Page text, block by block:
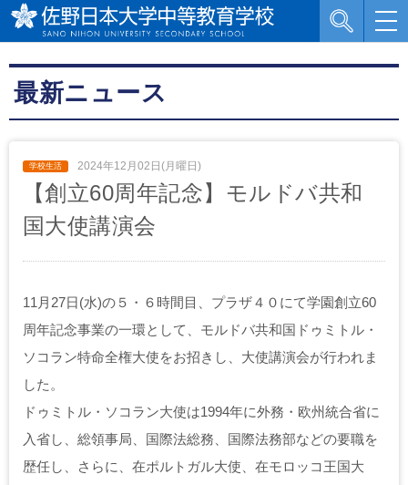
最新ニュース
2024年12月02日(月曜日)
【創立60周年記念】モルドバ共和
国大使講演会
11月27日(水)の５・６時間目、プラザ４０にて学園創立60
周年記念事業の一環として、モルドバ共和国ドゥミトル・
ソコラン特命全権大使をお招きし、大使講演会が行われま
した。
ドゥミトル・ソコラン大使は1994年に外務・欧州統合省に
入省し、総領事局、国際法総務、国際法務部などの要職を
歴任し、さらに、在ポルトガル大使、在モロッコ王国大